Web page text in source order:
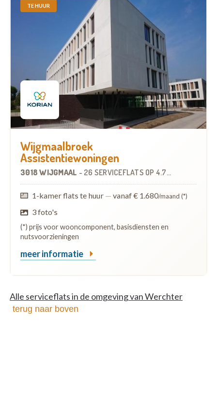
TE HUUR
Wijgmaalbroek
Assistentiewoningen
3018 WIJGMAAL - 26 SERVICEFLATS OP 4.7 KM
1-kamer flats te huur — vanaf € 1.680/maand (*)
3 foto's
(*) prijs voor wooncomponent, basisdiensten en
nutsvoorzieningen
meer informatie
Alle serviceflats in de omgeving van Werchter
terug naar boven